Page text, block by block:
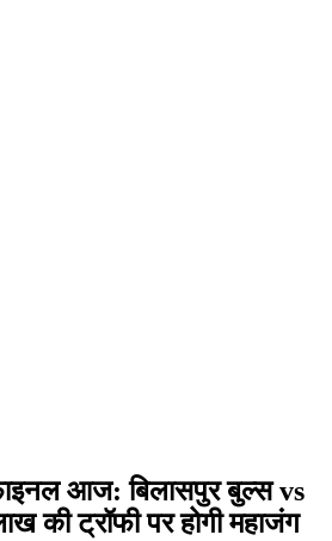
आज: बिलासपुर बुल्स vs
की ट्रॉफी पर होगी महाजंग